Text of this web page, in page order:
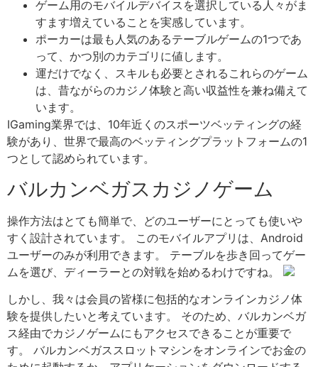
ゲーム用のモバイルデバイスを選択している人々がま
すます増えていることを実感しています。
ポーカーは最も人気のあるテーブルゲームの1つであ
って、かつ別のカテゴリに値します。
運だけでなく、スキルも必要とされるこれらのゲーム
は、昔ながらのカジノ体験と高い収益性を兼ね備えて
います。
IGaming業界では、10年近くのスポーツベッティングの経
験があり、世界で最高のベッティングプラットフォームの1
つとして認められています。
バルカンベガスカジノゲーム
操作方法はとても簡単で、どのユーザーにとっても使いや
すく設計されています。 このモバイルアプリは、Android
ユーザーのみが利用できます。 テーブルを歩き回ってゲー
ムを選び、ディーラーとの対戦を始めるわけですね。
しかし、我々は会員の皆様に包括的なオンラインカジノ体
験を提供したいと考えています。 そのため、バルカンベガ
ス経由でカジノゲームにもアクセスできることが重要で
す。 バルカンベガススロットマシンをオンラインでお金の